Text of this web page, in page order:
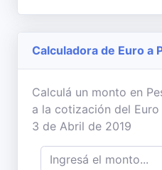
Calculadora de Euro a
Calculá un monto en
a la cotización del
3 de Abril de 2019